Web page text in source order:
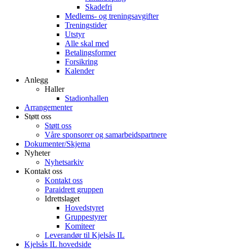
Skadefri
Medlems- og treningsavgifter
Treningstider
Utstyr
Alle skal med
Betalingsformer
Forsikring
Kalender
Anlegg
Haller
Stadionhallen
Arrangementer
Støtt oss
Støtt oss
Våre sponsorer og samarbeidspartnere
Dokumenter/Skjema
Nyheter
Nyhetsarkiv
Kontakt oss
Kontakt oss
Paraidrett gruppen
Idrettslaget
Hovedstyret
Gruppestyrer
Komiteer
Leverandør til Kjelsås IL
Kjelsås IL hovedside